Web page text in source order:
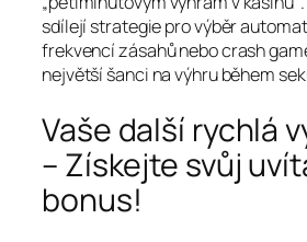
sdílejí strategie pro výběr
frekvencí zásahů nebo crash
největší šanci na výhru během
Vaše další rychlá
– Získejte svůj
bonus!